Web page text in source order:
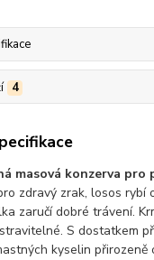
4
masová konzerva pro
zdravý zrak, losos rybí
zaručí dobré trávení.
S dostatkem
kyselin přirozeně